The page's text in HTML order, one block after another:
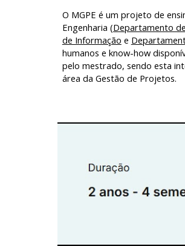
O MGPE é um projeto de
Engenharia (Departamento
de Informação e
humanos e know-how
pelo mestrado, sendo esta
área da Gestão de Projetos.